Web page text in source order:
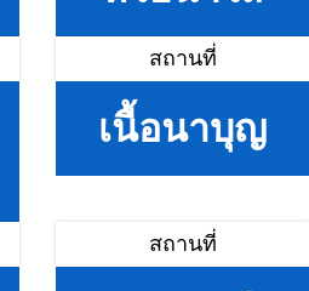
สถานที่
เนื้อนาบุญ
สถานที่